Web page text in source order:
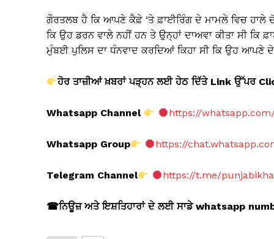
ਗੌਰਤਲਬ ਹੈ ਕਿ ਆਪਣੇ ਕੈਫ਼ੇ ‘ਤੇ ਫ਼ਾਈਰਿੰਗ ਦੇ ਮਾਮਲੇ ਵਿਚ ਹਾਲੇ
ਕਿ ਉਹ ਡਰਨ ਵਾਲੇ ਨਹੀਂ ਹਨ ਤੇ ਉਨ੍ਹਾਂ ਦਾਅਵਾ ਕੀਤਾ ਸੀ
ਮੁੰਬਈ ਪੁਲਿਸ ਦਾ ਧੰਨਵਾਦ ਕਰਦਿਆਂ ਕਿਹਾ ਸੀ ਕਿ ਉਹ ਆਪਣੇ
ਹੋਰ ਤਾਜ਼ੀਆਂ ਖ਼ਬਰਾਂ ਪੜ੍ਹਨ ਲਈ ਹੇਠ ਦਿੱਤੇ Linkਉੱਪਰ
Whatsapp Channel https://
Whatsapp Group https://
Telegram Channel https://t.me/
☎ਨਿਊਜ਼ ਅਤੇ ਇਸ਼ਤਿਹਾਰਾਂ ਦੇ ਲਈ ਸਾਡੇ whatsapp